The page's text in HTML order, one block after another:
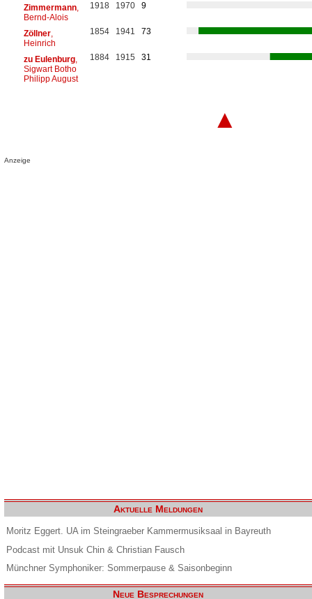
Zimmermann,
Bernd-Alois
1918 1970 9
Zöllner,
Heinrich
1854 1941 73
zu Eulenburg,
Sigwart Botho
Philipp August
1884 1915 31
▲
Anzeige
Aktuelle Meldungen
Moritz Eggert. UA im Steingraeber Kammermusiksaal in Bayreuth
Podcast mit Unsuk Chin & Christian Fausch
Münchner Symphoniker: Sommerpause & Saisonbeginn
Neue Besprechungen